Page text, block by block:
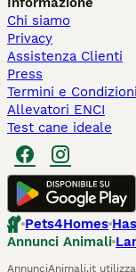
Chi siamo
Privacy
Assistenza Clienti
Press
Termini e Condizioni
Allevatori ENCI
Test cane ideale
Pets4Homes
Annunci Animali
AnnunciAnimali.it